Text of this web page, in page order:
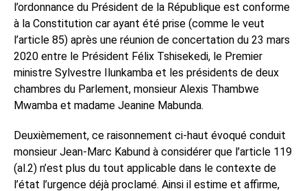
l’ordonnance du Président de la République est conforme
à la Constitution car ayant été prise (comme le veut
l’article 85) après une réunion de concertation du 23 mars
2020 entre le Président Félix Tshisekedi, le Premier
ministre Sylvestre Ilunkamba et les présidents de deux
chambres du Parlement, monsieur Alexis Thambwe
Mwamba et madame Jeanine Mabunda.
Deuxièmement, ce raisonnement ci-haut évoqué conduit
monsieur Jean-Marc Kabund à considérer que l’article 119
(al.2) n’est plus du tout applicable dans le contexte de
l’état l’urgence déjà proclamé. Ainsi il estime et affirme,